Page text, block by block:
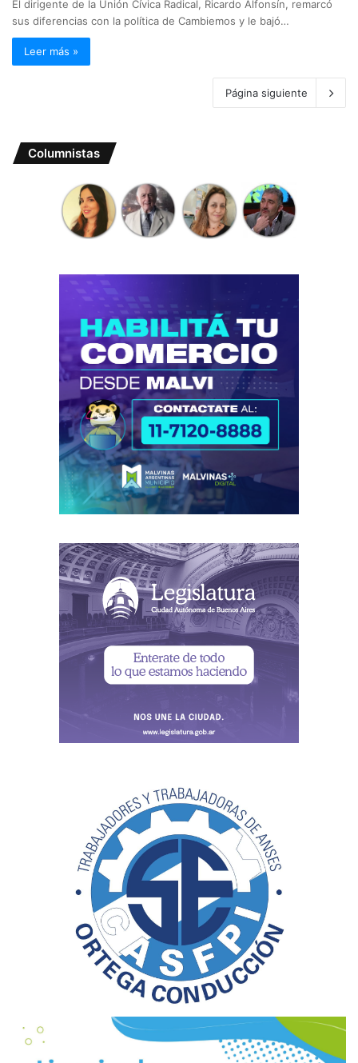
El dirigente de la Unión Cívica Radical, Ricardo Alfonsín, remarcó
sus diferencias con la política de Cambiemos y le bajó…
Leer más »
Página siguiente
Columnistas